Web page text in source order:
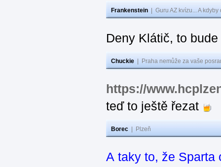
Frankenstein Guru AZ kvízu... A
Deny Klátič, to
Chuckie Praha nemůže za vaše
https://
teď to ještě řezat
Borec Plzeň
A taky to, že